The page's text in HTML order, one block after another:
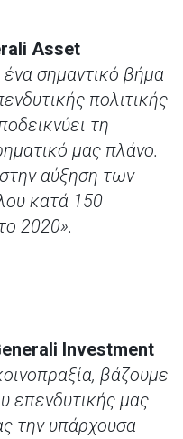
Asset
ένα σημαντικό βήμα
πολιτικής
τη
μας πλάνο.
αύξηση των
κατά 150
2020».
Investment
βάζουμε
επενδυτικής μας
την υπάρχουσα